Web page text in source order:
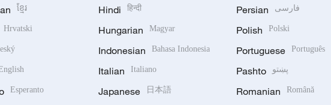
ខ្មែរ
Hrvatski
Esperanto
Hindi हिन्दी
Hungarian Magyar
Indonesian Bahasa Indonesia
Italian Italiano
Japanese 日本語
Persian فارسی
Polish Polski
Portuguese Português
Pashto پښتو
Romanian Română